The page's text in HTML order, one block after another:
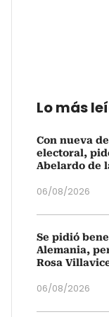
Lo más
Con nueva
electoral,
Abelardo de
06/08/2026
Se pidió
Alemania,
Rosa
06/08/2026